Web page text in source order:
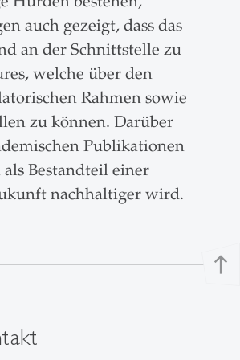
auch gezeigt, dass das
an der Schnittstelle zu
welche über den
Rahmen sowie
zu können. Darüber
Publikationen
Bestandteil einer
nachhaltiger wird.
north